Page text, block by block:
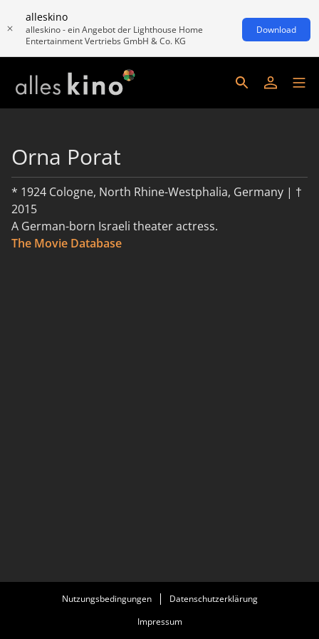
alleskino
alleskino - ein Angebot der Lighthouse Home
Entertainment Vertriebs GmbH & Co. KG
Download
Orna Porat
* 1924 Cologne, North Rhine-Westphalia, Germany | †
2015
A German-born Israeli theater actress.
weiterlesen
The Movie Database
Nutzungsbedingungen
Datenschutzerklärung
Impressum